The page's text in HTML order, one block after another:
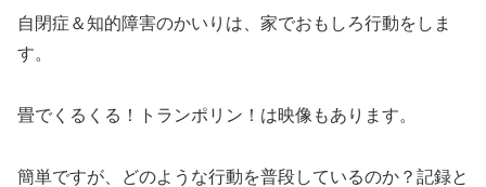
自閉症＆知的障害のかいりは、家でおもしろ行動をしま
す。
畳でくるくる！トランポリン！は映像もあります。
簡単ですが、どのような行動を普段しているのか？記録と